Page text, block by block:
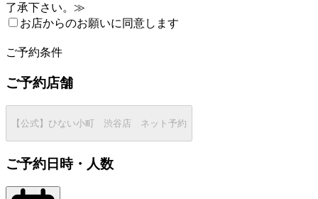
了承下さい。≫
お店からのお願いに同意します
ご予約条件
ご予約店舗
【公式】ひない小町 渋谷店 ネット予約
ご予約日時・人数